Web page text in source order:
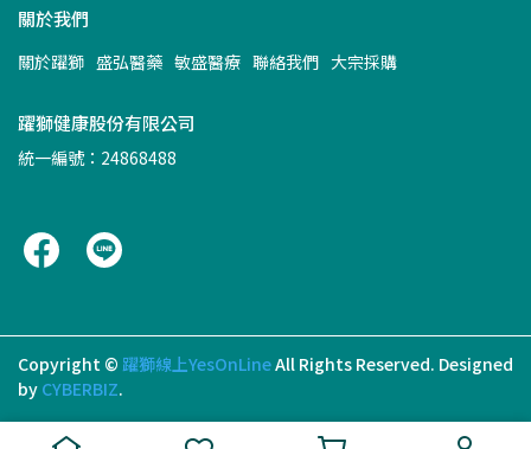
關於我們
關於躍獅 盛弘醫藥 敏盛醫療 聯絡我們 大宗採購
躍獅健康股份有限公司
統一編號：24868488
Copyright © 躍獅線上YesOnLineAll Rights Reserved. Designed
by CYBERBIZ.